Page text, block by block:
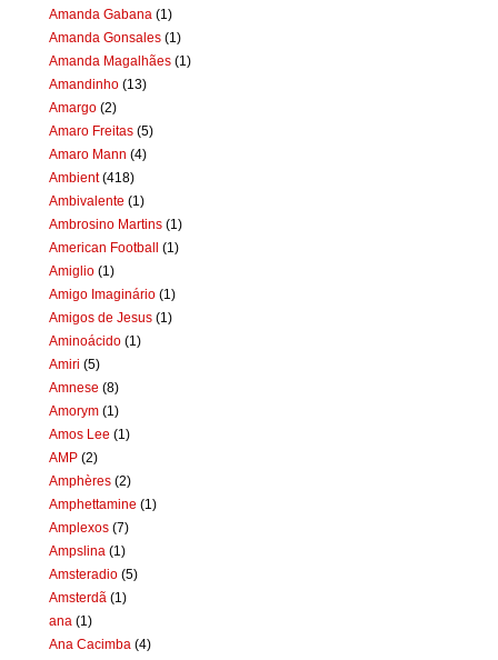
Amanda Gabana (1)
Amanda Gonsales (1)
Amanda Magalhães (1)
Amandinho (13)
Amargo (2)
Amaro Freitas (5)
Amaro Mann (4)
Ambient (418)
Ambivalente (1)
Ambrosino Martins (1)
American Football (1)
Amiglio (1)
Amigo Imaginário (1)
Amigos de Jesus (1)
Aminoácido (1)
Amiri (5)
Amnese (8)
Amorym (1)
Amos Lee (1)
AMP (2)
Amphères (2)
Amphettamine (1)
Amplexos (7)
Ampslina (1)
Amsteradio (5)
Amsterdã (1)
ana (1)
Ana Cacimba (4)